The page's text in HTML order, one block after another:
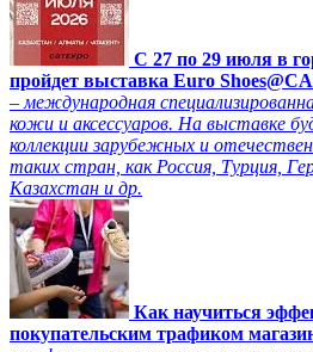
C 27 по 29 июля в
пройдет выставка Euro
– международная
кожи и аксессуаров. На выставке
коллекции зарубежных и
таких стран, как Россия, Турция,
Казахстан и др.
Как научиться
покупательским трафиком